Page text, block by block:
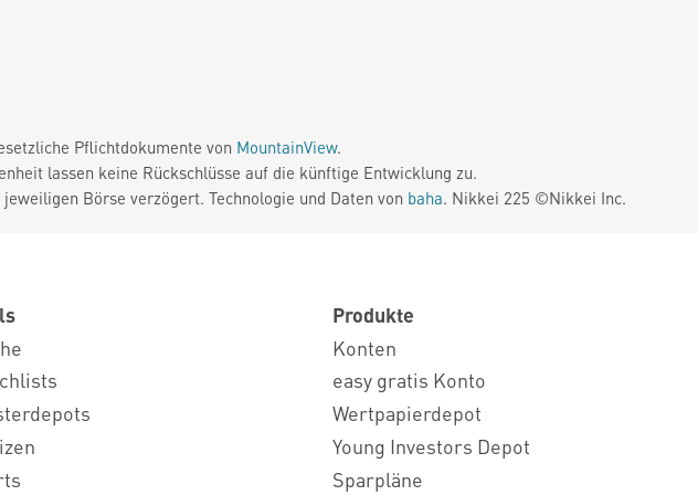
Pflichtdokumente von MountainView.
lassen keine Rückschlüsse auf die künftige Entwicklung zu.
Börse verzögert. Technologie und Daten von baha. Nikkei 225 ©Nikkei Inc.
Produkte
Konten
easy gratis Konto
Wertpapierdepot
Young Investors Depot
Sparpläne